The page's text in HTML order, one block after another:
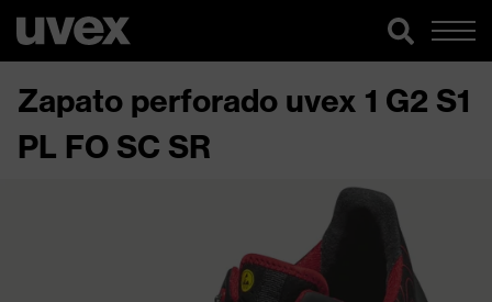
Zapato perforado uvex 1 G2 S1
PL FO SC SR